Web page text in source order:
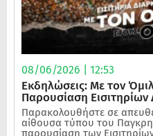
08/06/2026 | 12:53
Εκδηλώσεις: Με τον
Παρουσίαση
Παρακολουθήστε σε
αίθουσα τύπου του
παρουσίαση των